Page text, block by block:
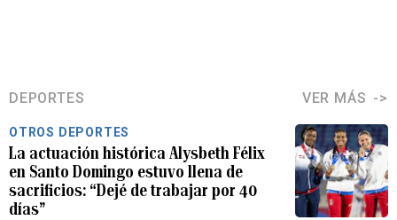
DEPORTES VER MÁS
OTROS DEPORTES
La actuación histórica Alysbeth Félix
en Santo Domingo estuvo llena de
sacrificios: “Dejé de trabajar por 40
días”